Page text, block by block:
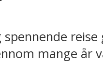
mange